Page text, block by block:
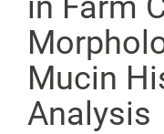
Mucin
Analysis